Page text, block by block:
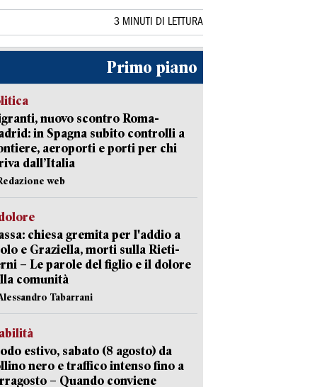
3 MINUTI DI LETTURA
Primo piano
nuovo scontro Roma-
in Spagna subito controlli a
aeroporti e porti per chi
dall’Italia
web
chiesa gremita per l'addio a
e Graziella, morti sulla Rieti-
– Le parole del figlio e il dolore
comunità
Tabarrani
estivo, sabato (8 agosto) da
nero e traffico intenso fino a
– Quando conviene